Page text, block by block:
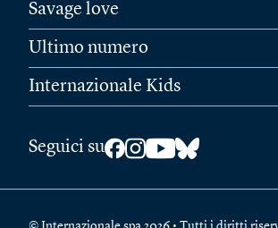
Savage love
Ultimo numero
Internazionale Kids
Seguici su